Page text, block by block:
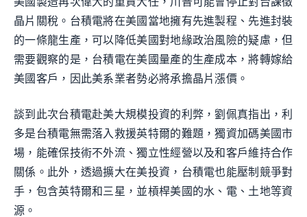
晶片關稅。台積電將在美國當地擁有先進製程、先進封裝
的一條龍生產，可以降低美國對地緣政治風險的疑慮，但
需要觀察的是，台積電在美國量產的生產成本，將轉嫁給
美國客戶，因此美系業者勢必將承擔晶片漲價。
談到此次台積電赴美大規模投資的利弊，劉佩真指出，利
多是台積電無需落入救援英特爾的難題，獨資加碼美國市
場，能確保技術不外流、獨立性經營以及和客戶維持合作
關係。此外，透過擴大在美投資，台積電也能壓制競爭對
手，包含英特爾和三星，並槓桿美國的水、電、土地等資
源。